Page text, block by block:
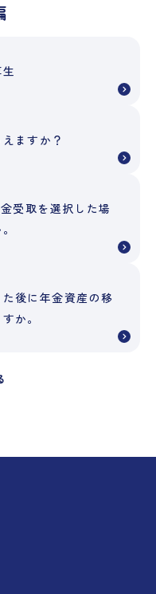
ますか？
受取を選択した場
後に年金資産の移
か。